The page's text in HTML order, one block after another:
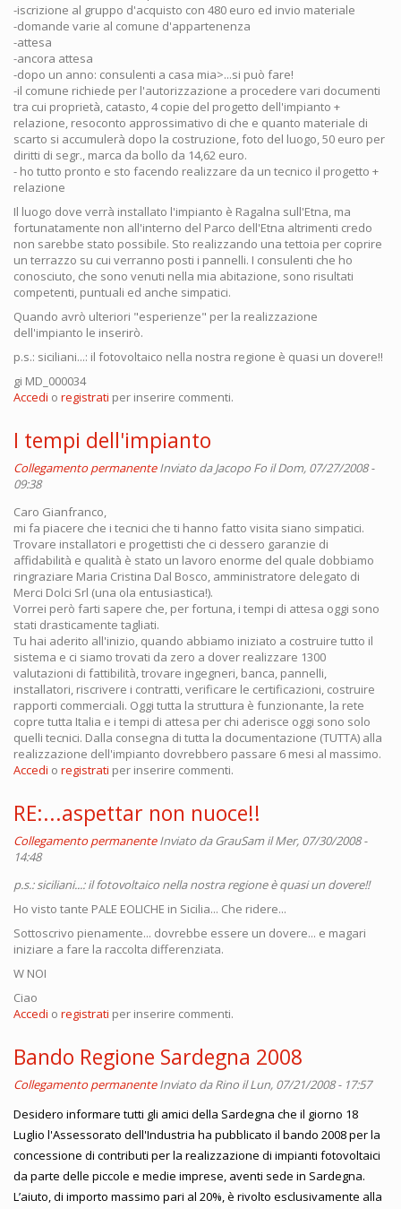
-iscrizione al gruppo d'acquisto con 480 euro ed invio materiale
-domande varie al comune d'appartenenza
-attesa
-ancora attesa
-dopo un anno: consulenti a casa mia>...si può fare!
-il comune richiede per l'autorizzazione a procedere vari documenti
tra cui proprietà, catasto, 4 copie del progetto dell'impianto +
relazione, resoconto approssimativo di che e quanto materiale di
scarto si accumulerà dopo la costruzione, foto del luogo, 50 euro per
diritti di segr., marca da bollo da 14,62 euro.
- ho tutto pronto e sto facendo realizzare da un tecnico il progetto +
relazione
Il luogo dove verrà installato l'impianto è Ragalna sull'Etna, ma
fortunatamente non all'interno del Parco dell'Etna altrimenti credo
non sarebbe stato possibile. Sto realizzando una tettoia per coprire
un terrazzo su cui verranno posti i pannelli. I consulenti che ho
conosciuto, che sono venuti nella mia abitazione, sono risultati
competenti, puntuali ed anche simpatici.
Quando avrò ulteriori "esperienze" per la realizzazione
dell'impianto le inserirò.
p.s.: siciliani...: il fotovoltaico nella nostra regione è quasi un dovere!!
gi MD_000034
Accedi o registrati per inserire commenti.
I tempi dell'impianto
Collegamento permanente Inviato daJacopo Fo il Dom, 07/27/2008 -
09:38
Caro Gianfranco,
mi fa piacere che i tecnici che ti hanno fatto visita siano simpatici.
Trovare installatori e progettisti che ci dessero garanzie di
affidabilità e qualità è stato un lavoro enorme del quale dobbiamo
ringraziare Maria Cristina Dal Bosco, amministratore delegato di
Merci Dolci Srl (una ola entusiastica!).
Vorrei però farti sapere che, per fortuna, i tempi di attesa oggi sono
stati drasticamente tagliati.
Tu hai aderito all'inizio, quando abbiamo iniziato a costruire tutto il
sistema e ci siamo trovati da zero a dover realizzare 1300
valutazioni di fattibilità, trovare ingegneri, banca, pannelli,
installatori, riscrivere i contratti, verificare le certificazioni, costruire
rapporti commerciali. Oggi tutta la struttura è funzionante, la rete
copre tutta Italia e i tempi di attesa per chi aderisce oggi sono solo
quelli tecnici. Dalla consegna di tutta la documentazione (TUTTA) alla
realizzazione dell'impianto dovrebbero passare 6 mesi al massimo.
Accedi o registrati per inserire commenti.
RE:...aspettar non nuoce!!
Collegamento permanente Inviato daGrauSamil Mer, 07/30/2008 -
14:48
p.s.: siciliani...: il fotovoltaico nella nostra regione è quasi un dovere!!
Ho visto tante PALE EOLICHE in Sicilia... Che ridere...
Sottoscrivo pienamente... dovrebbe essere un dovere... e magari
iniziare a fare la raccolta differenziata.
W NOI
Ciao
Accedi o registrati per inserire commenti.
Bando Regione Sardegna 2008
Collegamento permanente Inviato daRino il Lun, 07/21/2008 - 17:57
Desidero informare tutti gli amici della Sardegna che il giorno 18
Luglio l'Assessorato dell'Industria ha pubblicato il bando 2008 per la
concessione di contributi per la realizzazione di impianti fotovoltaici
da parte delle piccole e medie imprese, aventi sede in Sardegna.
L’aiuto, di importo massimo pari al 20%, è rivolto esclusivamente alla